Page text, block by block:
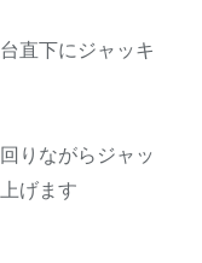
直下にジャッキ
りながらジャッ
げます